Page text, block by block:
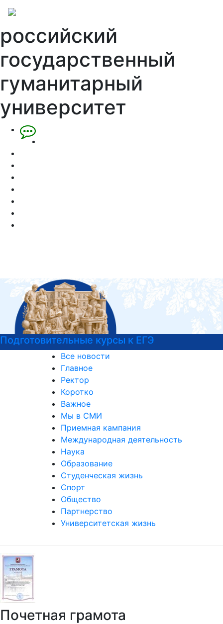
российский
государственный
гуманитарный
университет
Психологическая служба РГГУ
Все новости
Главное
Ректор
Коротко
Важное
Мы в СМИ
Приемная кампания
Международная деятельность
Наука
Образование
Студенческая жизнь
Спорт
Общество
Партнерство
Университетская жизнь
Почетная грамота